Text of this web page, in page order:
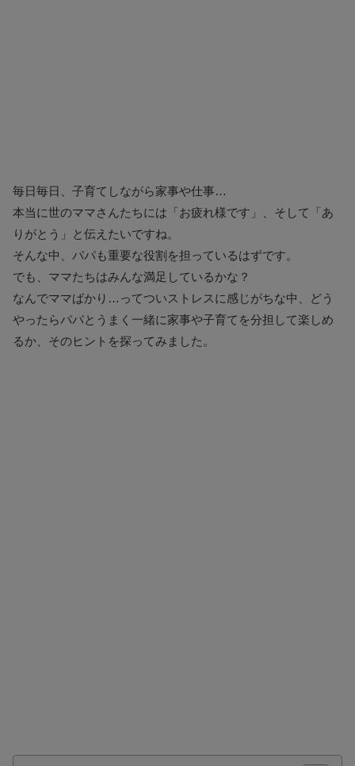
毎日毎日、子育てしながら家事や仕事…
本当に世のママさんたちには「お疲れ様です」、そして「あ
りがとう」と伝えたいですね。
そんな中、パパも重要な役割を担っているはずです。
でも、ママたちはみんな満足しているかな？
なんでママばかり…ってついストレスに感じがちな中、どう
やったらパパとうまく一緒に家事や子育てを分担して楽しめ
るか、そのヒントを探ってみました。